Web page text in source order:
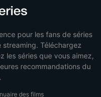
pour les fans de séries
Téléchargez
les séries que vous aimez,
recommandations du
des films